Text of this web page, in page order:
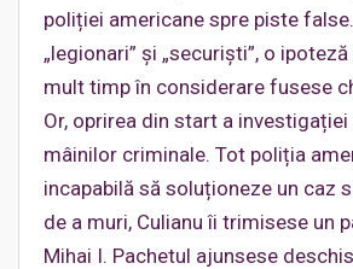
poliției americane spre piste
„legionari” și „securiști”, o
mult timp în considerare fusese
Or, oprirea din start a
mâinilor criminale. Tot poliția
incapabilă să soluționeze un caz
de a muri, Culianu îi trimisese un
Mihai I. Pachetul ajunsese